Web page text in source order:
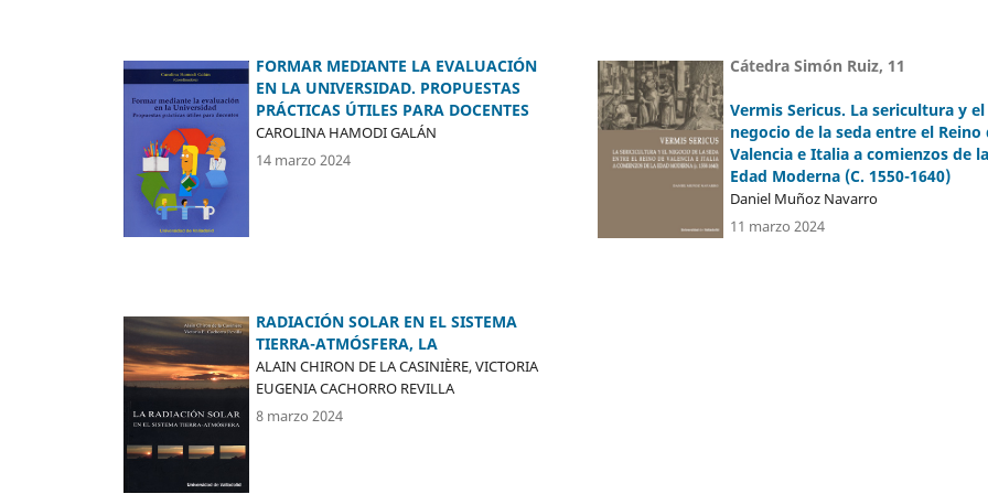
FORMAR MEDIANTE LA EVALUACIÓN
EN LA UNIVERSIDAD. PROPUESTAS
PRÁCTICAS ÚTILES PARA DOCENTES
CAROLINA HAMODI GALÁN
14 marzo 2024
Cátedra Simón Ruiz, 11
Vermis Sericus. La sericultura y el
negocio de la seda entre el Reino
Valencia e Italia a comienzos de la
Edad Moderna (C. 1550-1640)
Daniel Muñoz Navarro
11 marzo 2024
RADIACIÓN SOLAR EN EL SISTEMA
TIERRA-ATMÓSFERA, LA
ALAIN CHIRON DE LA CASINIÈRE, VICTORIA
EUGENIA CACHORRO REVILLA
8 marzo 2024